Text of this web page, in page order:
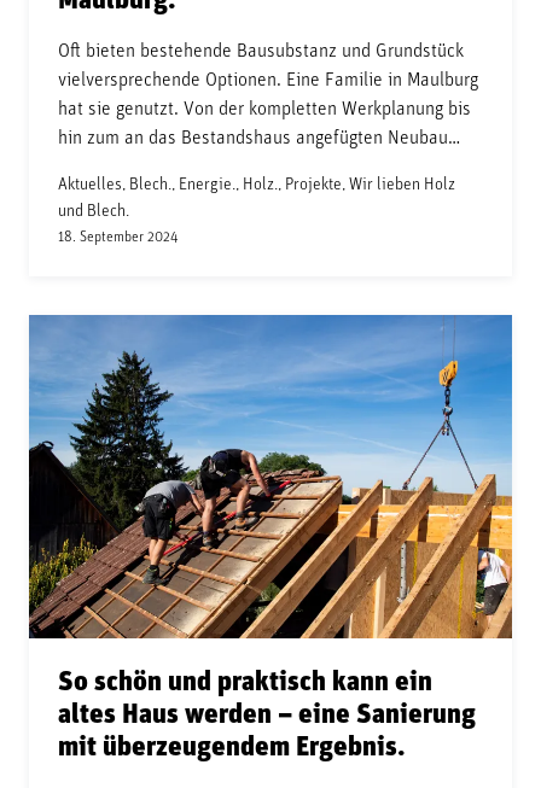
Oft bieten bestehende Bausubstanz und Grundstück
vielversprechende Optionen. Eine Familie in Maulburg
hat sie genutzt. Von der kompletten Werkplanung bis
hin zum an das Bestandshaus angefügten Neubau…
Aktuelles, Blech., Energie., Holz., Projekte, Wir lieben Holz
und Blech.
18. September 2024
So schön und praktisch kann ein
altes Haus werden – eine Sanierung
mit überzeugendem Ergebnis.